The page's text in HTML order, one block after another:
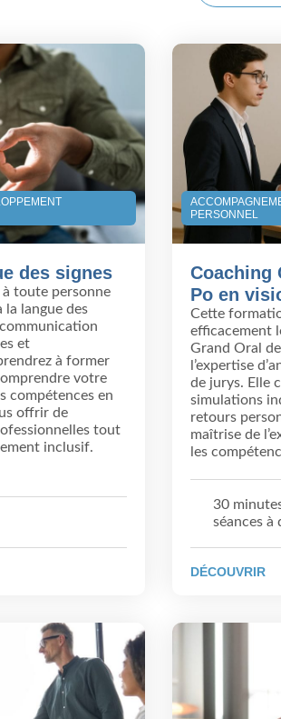
des signes
toute personne
langue des
et
à former
votre
compétences en
offrir de
tout
inclusif.
PERSONNEL
Coaching
Po en
Cette
efficacement
Grand Oral
l’expertise
de jurys. Elle
simulations
retours
maîtrise de
les
30
séances à
DÉCOUVRIR